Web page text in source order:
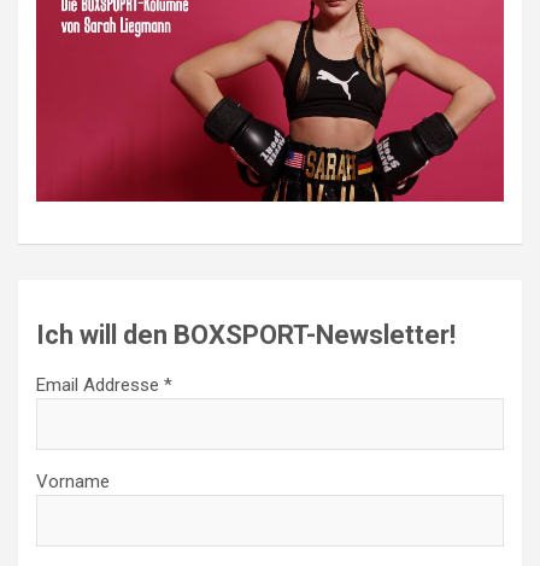
Ich will den BOXSPORT-Newsletter!
Email Addresse *
Vorname